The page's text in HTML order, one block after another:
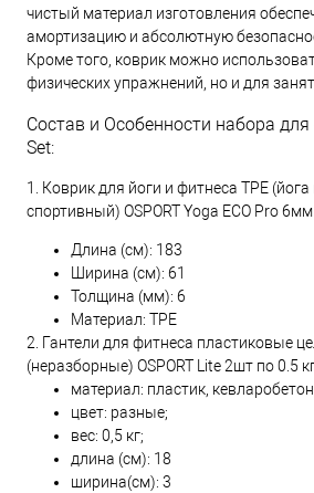
чистый материал изготовления
амортизацию и абсолютную
Кроме того, коврик можно
физических упражнений, но и для
Состав и Особенности набора для
Set:
1. Коврик для йоги и фитнеса TPE
спортивный) OSPORT Yoga ECO Pro 6мм
Длина (см): 183
Ширина (см): 61
Толщина (мм): 6
Материал: TPE
2. Гантели для фитнеса пластиковые
(неразборные) OSPORT Lite 2шт по 0.5
материал: пластик,
цвет: разные;
вес: 0,5 кг;
длина (см): 18
ширина(см): 3